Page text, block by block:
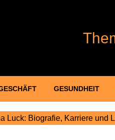
GESUNDHEIT
Luck: Biografie, Karriere und